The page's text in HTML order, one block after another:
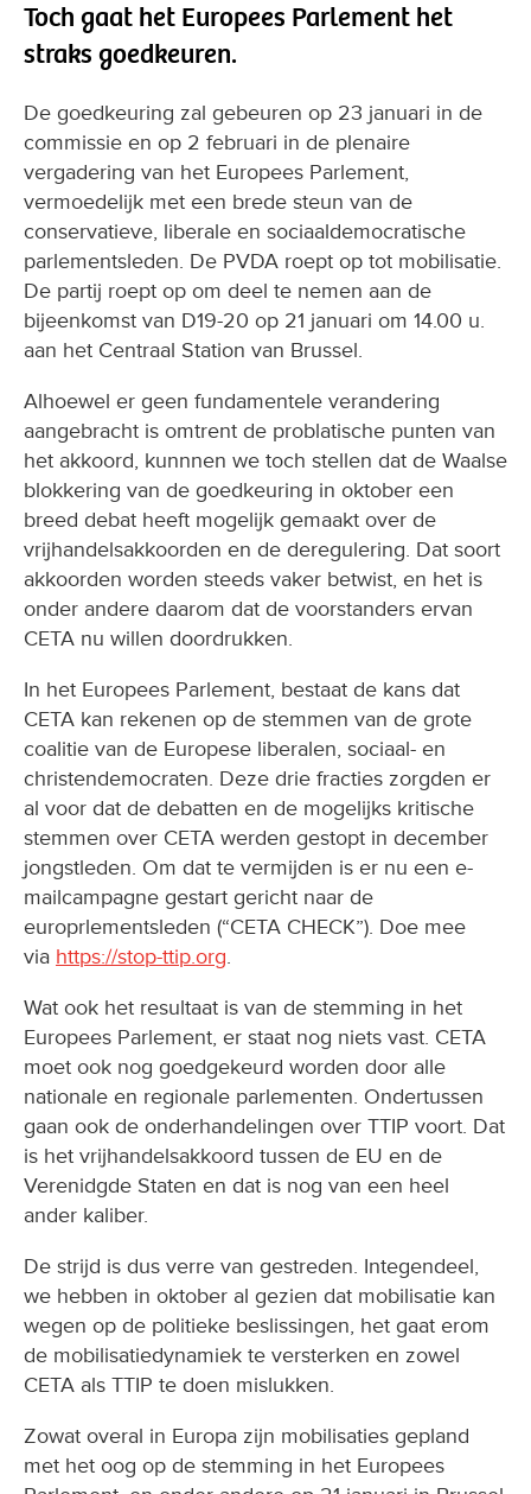
Toch gaat het Europees Parlement het
straks goedkeuren.
De goedkeuring zal gebeuren op 23 januari in de
commissie en op 2 februari in de plenaire
vergadering van het Europees Parlement,
vermoedelijk met een brede steun van de
conservatieve, liberale en sociaaldemocratische
parlementsleden. De PVDA roept op tot mobilisatie.
De partij roept op om deel te nemen aan de
bijeenkomst van D19-20 op 21 januari om 14.00 u.
aan het Centraal Station van Brussel.
Alhoewel er geen fundamentele verandering
aangebracht is omtrent de problatische punten van
het akkoord, kunnnen we toch stellen dat de Waalse
blokkering van de goedkeuring in oktober een
breed debat heeft mogelijk gemaakt over de
vrijhandelsakkoorden en de deregulering. Dat soort
akkoorden worden steeds vaker betwist, en het is
onder andere daarom dat de voorstanders ervan
CETA nu willen doordrukken.
In het Europees Parlement, bestaat de kans dat
CETA kan rekenen op de stemmen van de grote
coalitie van de Europese liberalen, sociaal- en
christendemocraten. Deze drie fracties zorgden er
al voor dat de debatten en de mogelijks kritische
stemmen over CETA werden gestopt in december
jongstleden. Om dat te vermijden is er nu een e-
mailcampagne gestart gericht naar de
europrlementsleden (“CETA CHECK”). Doe mee
via https://stop-ttip.org.
Wat ook het resultaat is van de stemming in het
Europees Parlement, er staat nog niets vast. CETA
moet ook nog goedgekeurd worden door alle
nationale en regionale parlementen. Ondertussen
gaan ook de onderhandelingen over TTIP voort. Dat
is het vrijhandelsakkoord tussen de EU en de
Verenidgde Staten en dat is nog van een heel
ander kaliber.
De strijd is dus verre van gestreden. Integendeel,
we hebben in oktober al gezien dat mobilisatie kan
wegen op de politieke beslissingen, het gaat erom
de mobilisatiedynamiek te versterken en zowel
CETA als TTIP te doen mislukken.
Zowat overal in Europa zijn mobilisaties gepland
met het oog op de stemming in het Europees